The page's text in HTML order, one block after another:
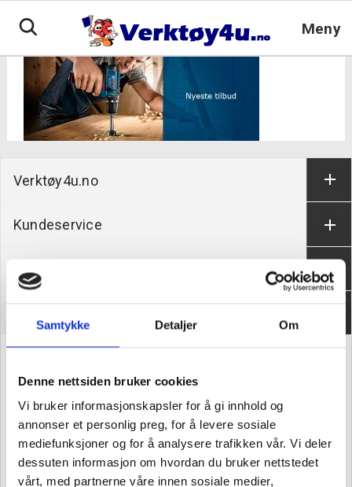
Samtykke Detaljer Om
Denne nettsiden bruker cookies
Vi bruker informasjonskapsler for å gi innhold og
annonser et personlig preg, for å levere sosiale
mediefunksjoner og for å analysere trafikken vår. Vi deler
dessuten informasjon om hvordan du bruker nettstedet
vårt, med partnerne våre innen sosiale medier,
Meny
Verktøy4u.no
Kundeservice
Informasjon
Verktøy4u.no er en norsk nettbutikk eid og drevet av
Sveisesenteret AS
Sveisesenteret ble startet i 1989, og vi er ledende i våre
primærfylker Buskerud og Vestfold.
Sign up for our newsletter!